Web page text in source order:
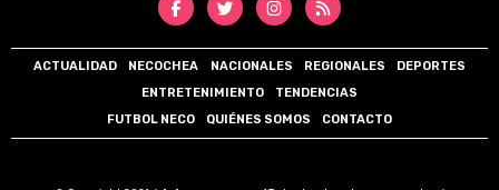
ACTUALIDAD NECOCHEA NACIONALES REGIONALES
DEPORTES
ENTRETENIMIENTO
TENDENCIAS
FUTBOL NECO
QUIÉNES SOMOS CONTACTO